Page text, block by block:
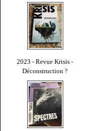
2023 - Revue Krisis -
Déconstruction ?